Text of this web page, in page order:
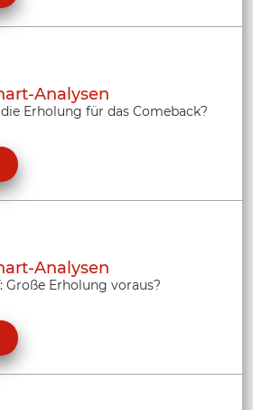
Analysen
Erholung für das Comeback?
Analysen
Große Erholung voraus?